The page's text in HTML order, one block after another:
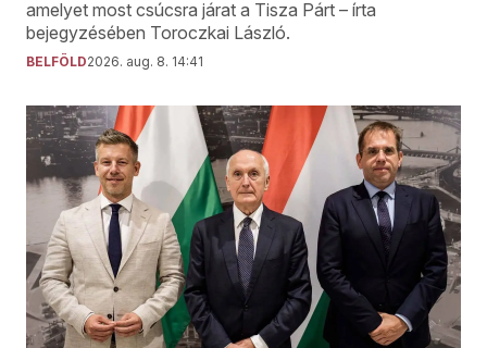
amelyet most csúcsra járat a Tisza Párt – írta
bejegyzésében Toroczkai László.
BELFÖLD2026. aug. 8. 14:41